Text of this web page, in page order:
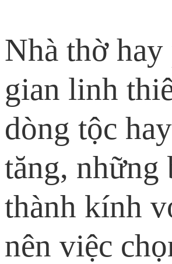
Nhà thờ
gian linh
dòng tộc
tăng,
thành kính
nên việc